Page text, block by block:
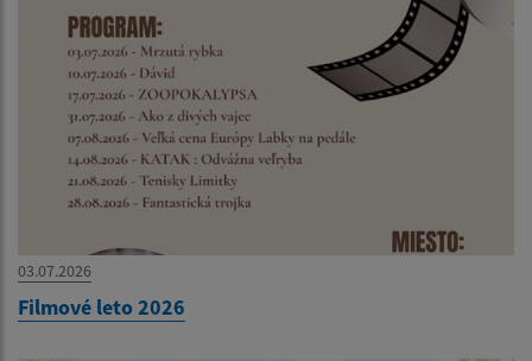
03.07.2026
Filmové leto 2026